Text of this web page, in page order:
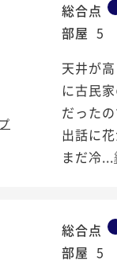
/5
総合点
部屋 5
天井が
に古民
だった
出話に
まだ冷...
総合点
部屋 5